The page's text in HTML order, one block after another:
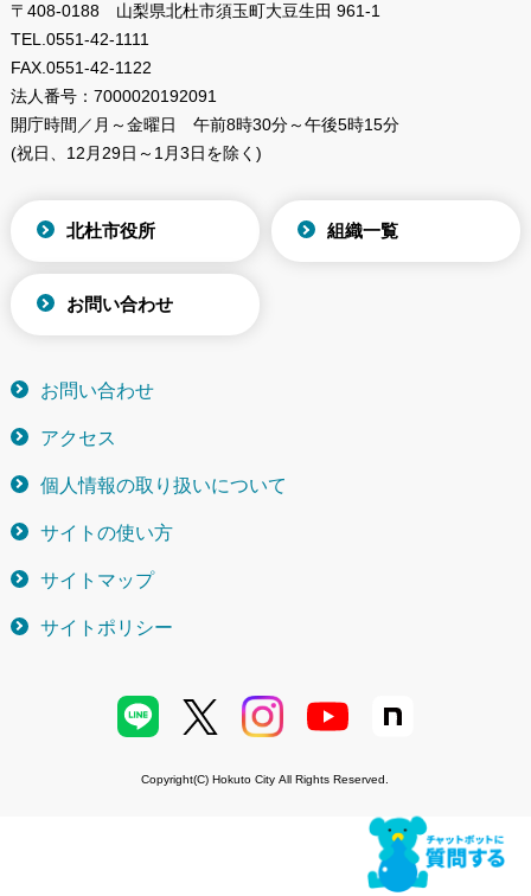
〒408-0188 山梨県北杜市須玉町大豆生田 961-1
TEL. 0551-42-1111
FAX. 0551-42-1122
法人番号： 7000020192091
開庁時間／月～金曜日
午前8時30分～午後5時15分
(祝日、12月29日～1月3日を除く)
北杜市役所 組織一覧
お問い合わせ
お問い合わせ
アクセス
個人情報の取り扱いについて
サイトの使い方
サイトマップ
サイトポリシー
Copyright(C) Hokuto City All Rights Reserved.